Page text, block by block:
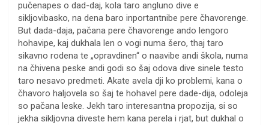
pučenapes o dad-daj, kola taro angluno dive e
sikljovibasko, na dena baro inportantnibe pere čhavorenge.
But dada-daja, pačana pere čhavorenge ando lengoro
hohavipe, kaj dukhala len o vogi numa šero, thaj taro
sikavno rodena te „opravdinen“ o naavibe andi škola, numa
na čhivena peske andi godi so šaj odova dive sinele testo
taro nesavo predmeti. Akate avela dji ko problemi, kana o
čhavoro haljovela so šaj te hohavel pere dade-dija, odoleja
so pačana leske. Jekh taro interesantna propozija, si so
jekha sikljovna diveste hem kana perela i rjat, but dukhal o